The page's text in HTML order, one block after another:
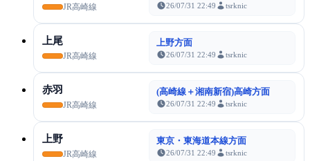
JR高崎線 26/07/31 22:49 tsrknic
上尾
JR高崎線
上野方面
26/07/31 22:49 tsrknic
赤羽
JR高崎線
(高崎線＋湘南新宿)高崎方面
26/07/31 22:49 tsrknic
上野
JR高崎線
東京・東海道本線方面
26/07/31 22:49 tsrknic